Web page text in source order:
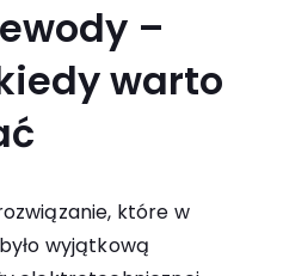
–
warto
które w
wyjątkową